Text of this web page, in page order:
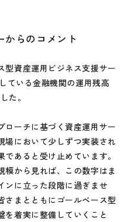
らのコメント
資産運用ビジネス支援サー
ている金融機関の運用残高
た。
ーチに基づく資産運用サー
場において少しずつ実装され
あると受け止めています。
模から見れば、この数字はま
ンに立った段階に過ぎませ
さまとともにゴールベース型
を着実に整備していくこと